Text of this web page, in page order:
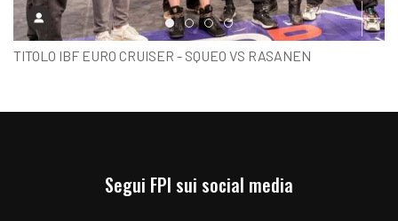
Item 0Item 1Item 2Item 3
TITOLO IBF EURO CRUISER - SQUEO VS RASANEN
Segui FPI sui social media